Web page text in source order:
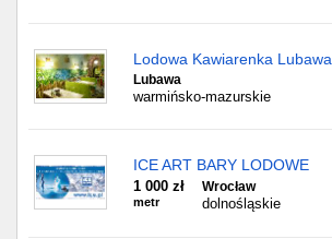
Lodowa Kawiarenka Lubawa
Lubawa
warmińsko-mazurskie
ICE ART BARY LODOWE
1 000 zł
metr
Wrocław
dolnośląskie